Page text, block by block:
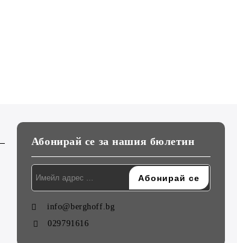
Абонирай се за нашия бюлетин
info@berghoff.bg
029791616